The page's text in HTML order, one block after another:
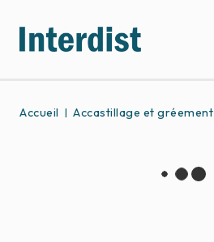
Accueil Accastillage et gréement